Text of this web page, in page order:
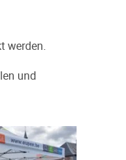
werden.
und